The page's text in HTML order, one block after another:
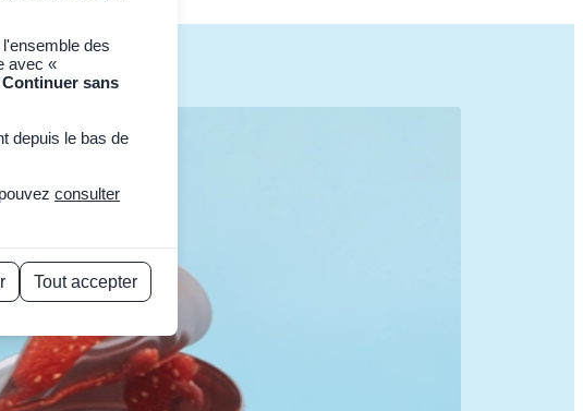
des
avec «
Continuer sans
depuis le bas de
consulter
Tout accepter